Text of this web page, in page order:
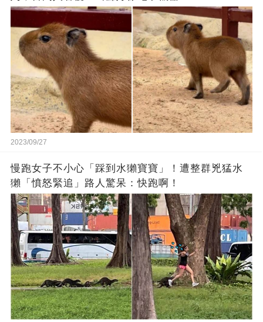
2023/09/27
慢跑女子不小心「踩到水獺寶寶」！遭整群兇猛水
獺「憤怒緊追」路人驚呆：快跑啊！